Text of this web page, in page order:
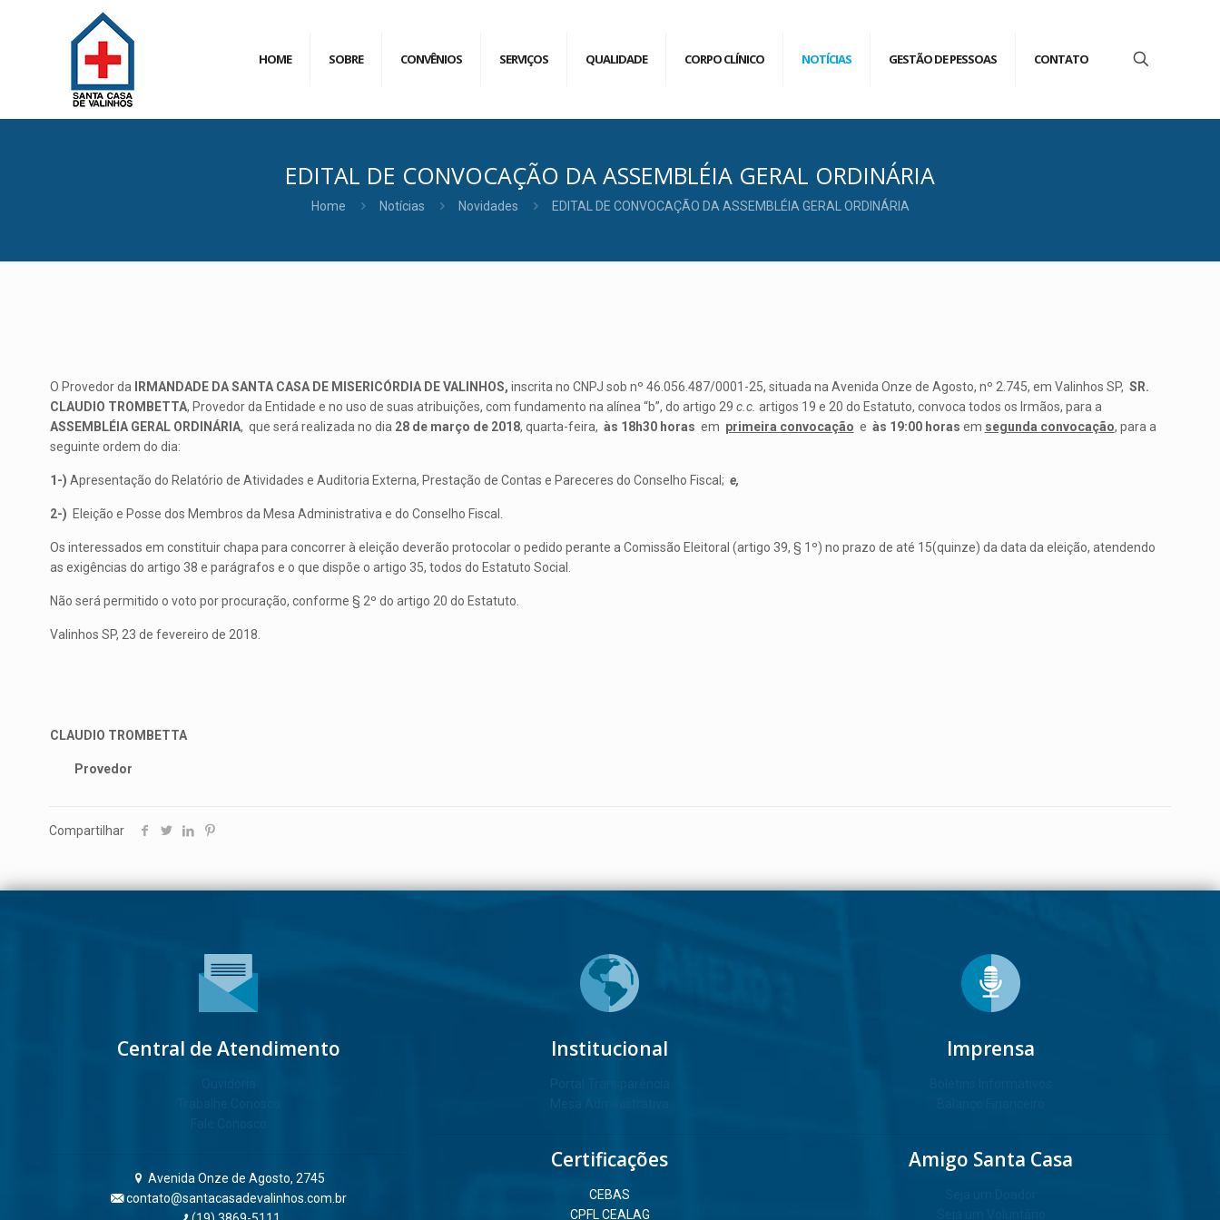
HOME SOBRE CONVÊNIOS SERVIÇOS QUALIDADE CORPO CLÍNICO NOTÍCIAS GESTÃO DE PESSOAS CONTATO
EDITAL DE CONVOCAÇÃO DA ASSEMBLÉIA GERAL ORDINÁRIA
Home Notícias Novidades EDITAL DE CONVOCAÇÃO DA ASSEMBLÉIA GERAL ORDINÁRIA
O Provedor da IRMANDADE DA SANTA CASA DE MISERICÓRDIA DE VALINHOS, inscrita no CNPJ sob nº 46.056.487/0001-25, situada na Avenida Onze de Agosto, nº 2.745, em Valinhos SP, SR.
CLAUDIO TROMBETTA, Provedor da Entidade e no uso de suas atribuições, com fundamento na alínea “b”, do artigo 29 c.c. artigos 19 e 20 do Estatuto, convoca todos os Irmãos, para a
ASSEMBLÉIA GERAL ORDINÁRIA, que será realizada no dia 28 de março de 2018, quarta-feira, às 18h30 horas em primeira convocação e às 19:00 horas em segunda convocação, para a
seguinte ordem do dia:
1-) Apresentação do Relatório de Atividades e Auditoria Externa, Prestação de Contas e Pareceres do Conselho Fiscal; e,
2-) Eleição e Posse dos Membros da Mesa Administrativa e do Conselho Fiscal.
Os interessados em constituir chapa para concorrer à eleição deverão protocolar o pedido perante a Comissão Eleitoral (artigo 39, § 1º) no prazo de até 15(quinze) da data da eleição, atendendo
as exigências do artigo 38 e parágrafos e o que dispõe o artigo 35, todos do Estatuto Social.
Não será permitido o voto por procuração, conforme § 2º do artigo 20 do Estatuto.
Valinhos SP, 23 de fevereiro de 2018.
CLAUDIO TROMBETTA
Provedor
Compartilhar
Central de Atendimento
Avenida Onze de Agosto, 2745
contato@santacasadevalinhos.com.br
Institucional
Certificações
CEBAS
CPFL CEALAG
Imprensa
Amigo Santa Casa